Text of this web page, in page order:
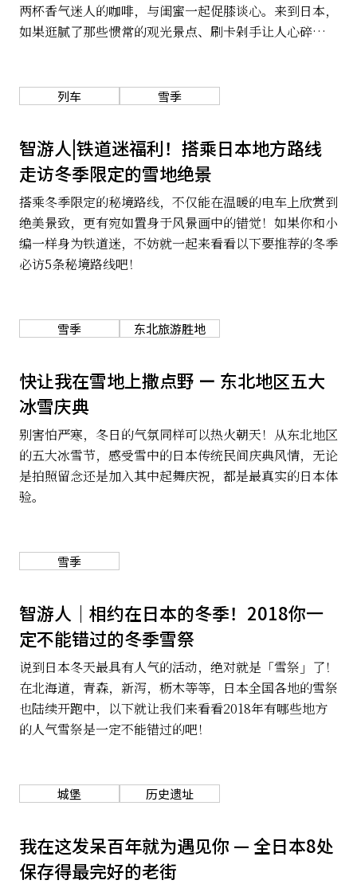
两杯香气迷人的咖啡，与闺蜜一起促膝谈心。来到日本，
如果逛腻了那些惯常的观光景点、刷卡剁手让人心碎的百
古建筑改装的古朴风格、周边充满林间美好氛围，很适合
列车 雪季
智游人|铁道迷福利！搭乘日本地方路线
走访冬季限定的雪地绝景
搭乘冬季限定的秘境路线，不仅能在温暖的电车上欣赏到
绝美景致，更有宛如置身于风景画中的错觉！如果你和小
编一样身为铁道迷，不妨就一起来看看以下要推荐的冬季
必访5条秘境路线吧！
雪季 东北旅游胜地
快让我在雪地上撒点野 ー 东北地区五大
冰雪庆典
别害怕严寒，冬日的气氛同样可以热火朝天！从东北地区
的五大冰雪节，感受雪中的日本传统民间庆典风情，无论
是拍照留念还是加入其中起舞庆祝，都是最真实的日本体
验。
雪季
智游人｜相约在日本的冬季！2018你一
定不能错过的冬季雪祭
说到日本冬天最具有人气的活动，绝对就是「雪祭」了！
在北海道，青森，新泻，枥木等等，日本全国各地的雪祭
也陆续开跑中，以下就让我们来看看2018年有哪些地方
的人气雪祭是一定不能错过的吧！
城堡 历史遗址
我在这发呆百年就为遇见你 — 全日本8处
保存得最完好的老街